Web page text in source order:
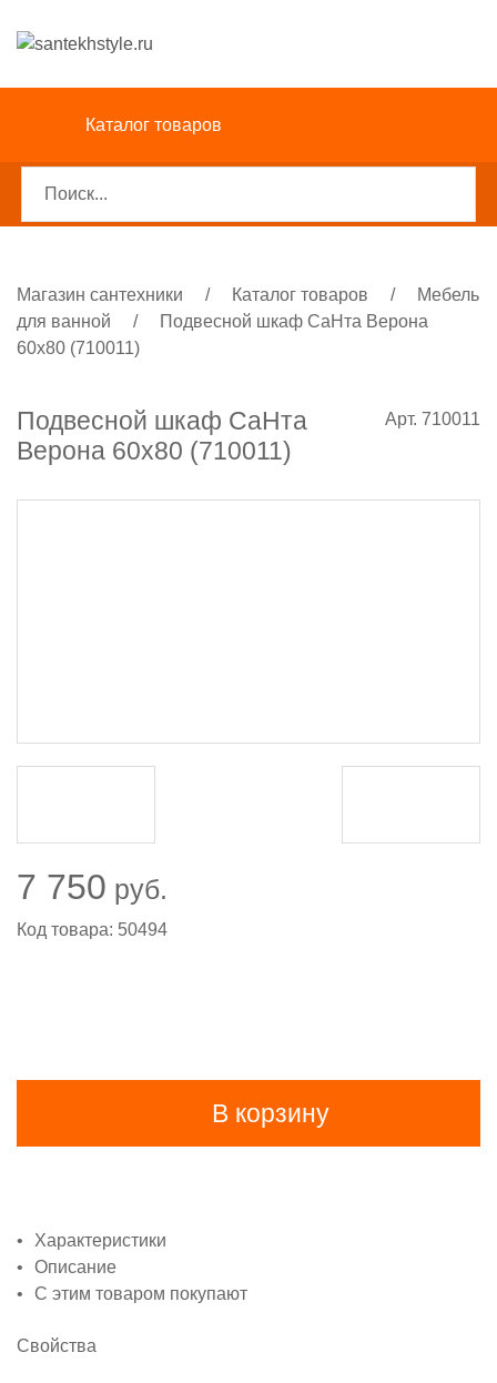
Каталог товаров
Магазин сантехники / Каталог товаров /
Мебель
для ванной
/
Подвесной шкаф СаНта Верона
60х80 (710011)
Арт. 710011
Подвесной шкаф СаНта
Верона 60х80 (710011)
7 750 руб.
Код товара: 50494
В корзину
Характеристики
Описание
С этим товаром покупают
Свойства